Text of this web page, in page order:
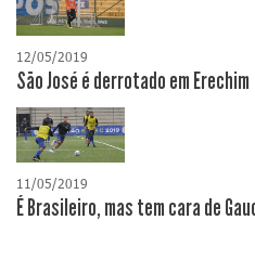
12/05/2019
São José é derrotado em Erechim
11/05/2019
É Brasileiro, mas tem cara de